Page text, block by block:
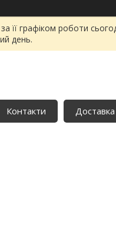
графіком роботи
день.
Контакти